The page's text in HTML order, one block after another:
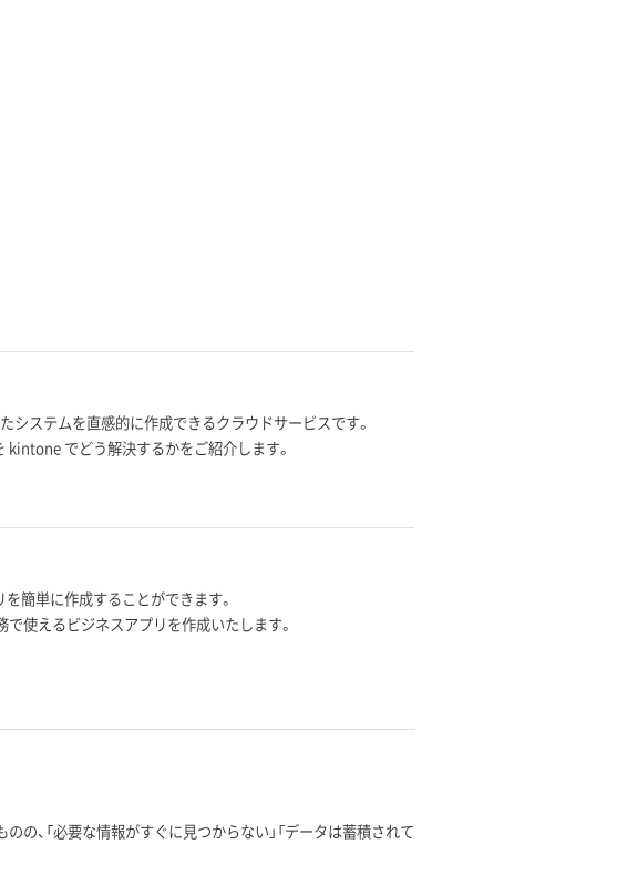
システムを直感的に作成できるクラウドサービスです。
kintone でどう解決するかをご紹介します。
簡単に作成することができます。
使えるビジネスアプリを作成いたします。
、「必要な情報がすぐに見つからない」「データは蓄積されて